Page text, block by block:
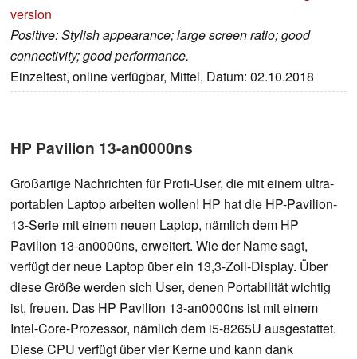
version
Positive: Stylish appearance; large screen ratio; good
connectivity; good performance.
Einzeltest, online verfügbar, Mittel, Datum: 02.10.2018
HP Pavilion 13-an0000ns
Großartige Nachrichten für Profi-User, die mit einem ultra-
portablen Laptop arbeiten wollen! HP hat die HP-Pavilion-
13-Serie mit einem neuen Laptop, nämlich dem HP
Pavilion 13-an0000ns, erweitert. Wie der Name sagt,
verfügt der neue Laptop über ein 13,3-Zoll-Display. Über
diese Größe werden sich User, denen Portabilität wichtig
ist, freuen. Das HP Pavilion 13-an0000ns ist mit einem
Intel-Core-Prozessor, nämlich dem i5-8265U ausgestattet.
Diese CPU verfügt über vier Kerne und kann dank